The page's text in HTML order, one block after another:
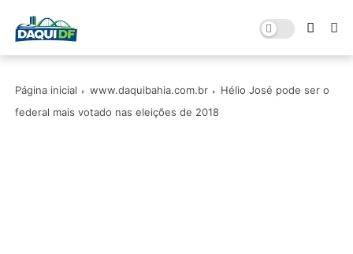
Página inicial www.daquibahia.com.br
Hélio José pode ser o
federal mais votado nas eleições de 2018